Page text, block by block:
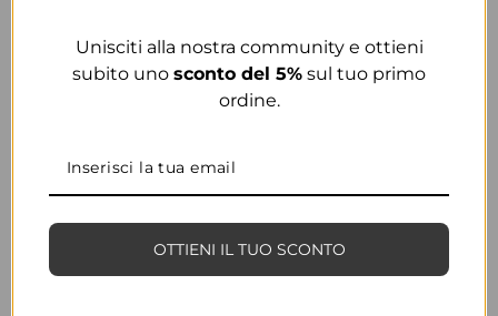
COLORE
COD:
Unisciti alla nostra community e ottieni
subito uno sconto del 5% sul tuo primo
ordine.
OTTIENI IL TUO SCONTO